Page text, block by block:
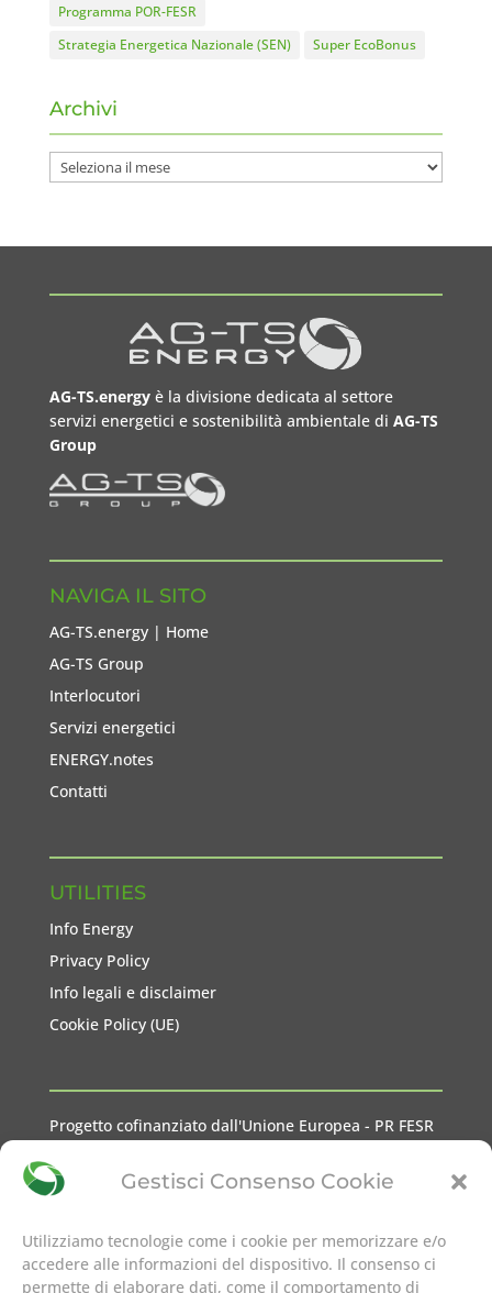
Gestisci Consenso Cookie
Utilizziamo tecnologie come i cookie per memorizzare e/o
accedere alle informazioni del dispositivo. Il consenso ci
permette di elaborare dati, come il comportamento di
Programma POR-FESR
Strategia Energetica Nazionale (SEN)
Super EcoBonus
Archivi
Archivi
AG-TS.energyè la divisione dedicata al settore
servizi energetici e sostenibilità ambientale di AG-TS
Group
NAVIGA IL SITO
AG-TS.energy | Home
AG-TS Group
Interlocutori
Servizi energetici
ENERGY.notes
Contatti
UTILITIES
Info Energy
Privacy Policy
Info legali e disclaimer
Cookie Policy (UE)
Progetto cofinanziato dall'Unione Europea - PR FESR